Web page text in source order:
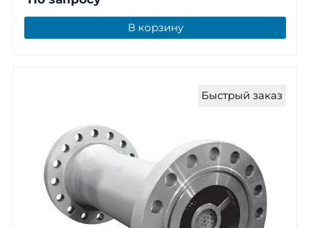
В корзину
Быстрый заказ